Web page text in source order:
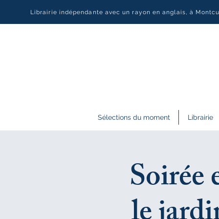
Librairie indépendante avec un rayon en anglais, à
Sélections du moment Librairie